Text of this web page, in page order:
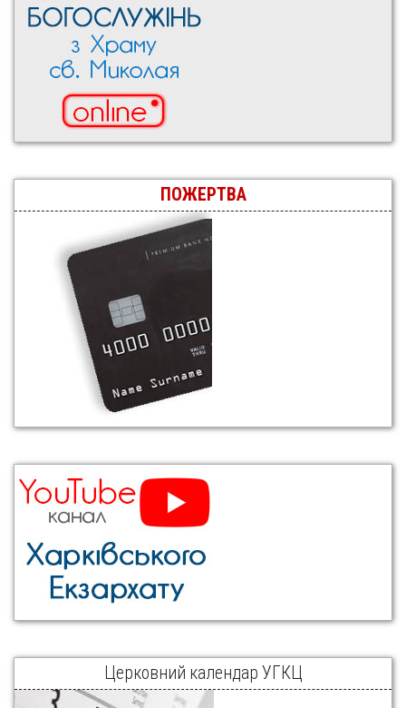
ПОЖЕРТВА
Церковний календар УГКЦ